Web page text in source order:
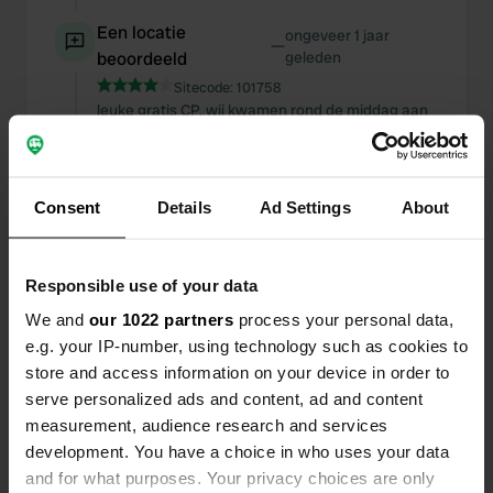
Consent Details Ad Settings About
Responsible use of your data
We and our 1022 partners process your personal data,
e.g. your IP-number, using technology such as cookies to
store and access information on your device in order to
serve personalized ads and content, ad and content
measurement, audience research and services
development. You have a choice in who uses your data
and for what purposes. Your privacy choices are only
Een locatie
beoordeeld
—ongeveer 1 jaar
geleden
Sitecode: 101758
leuke gratis CP. wij kwamen rond de middag aan
en stond er nog niemand; ‘s avonds waren er
twaalf campers. mooi verlicht terrein met de
de overkant van de straat aan de achterzijde van
de brandweerkazerne.
Een locatie beoordeeld
wij betaalden 12-08-24 € 83 voor 2 nachten met 2
personen incl. stroom. legen van cassette toilet
kan alleen in automaat voor € 2.
Een locatie
beoordeeld
—ongeveer 2 jaar
geleden
Sitecode:112740